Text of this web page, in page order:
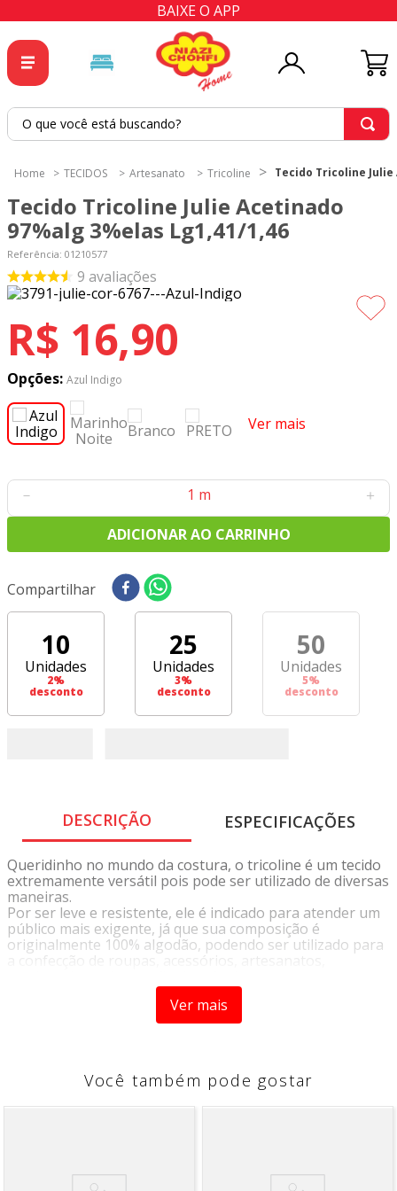
BAIXE O APP
O que você está buscando?
TECIDOS Artesanato Tricoline Tecido Tricoline Julie
Tecido Tricoline Julie Acetinado
97%alg 3%elas Lg1,41/1,46
Referência: 01210577
9 avaliações
R$ 16,90
Opções: Azul Indigo
Ver mais
＋
－
ADICIONAR AO CARRINHO
Compartilhar
10
Unidades
2%
desconto
25
Unidades
3%
desconto
50
Unidades
5%
desconto
DESCRIÇÃO ESPECIFICAÇÕES
Queridinho no mundo da costura, o tricoline é um tecido
extremamente versátil pois pode ser utilizado de diversas
maneiras.
Por ser leve e resistente, ele é indicado para atender um
público mais exigente, já que sua composição é
originalmente 100% algodão, podendo ser utilizado para
a confecção de roupas, acessórios, artesanatos,
Sua variedade de cores e estampas proporciona infinitas
possibilidades de criação de acordo com a sua
INSTRUÇÕES DE LAVAGEM
Ver mais
Você também pode gostar
2º
tapete
cortina
4º
tapetes
6º
tecido tricoline
7º
percal
8º
tricoline digital
9º
tecido oxford